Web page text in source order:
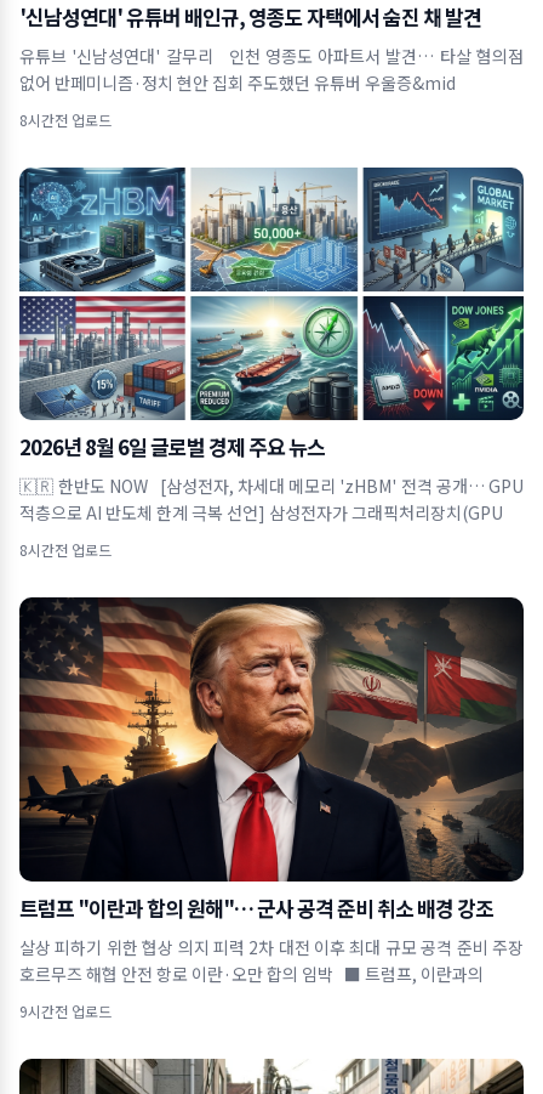
'신남성연대' 유튜버 배인규, 영종도 자택에서 숨진 채 발견
유튜브 '신남성연대' 갈무리 인천 영종도 아파트서 발견… 타살 혐의점
없어 반페미니즘·정치 현안 집회 주도했던 유튜버 우울증&mid
8시간전 업로드
2026년 8월 6일 글로벌 경제 주요 뉴스
🇰🇷 한반도 NOW [삼성전자, 차세대 메모리 'zHBM' 전격 공개… GPU
적층으로 AI 반도체 한계 극복 선언] 삼성전자가 그래픽처리장치(GPU
8시간전 업로드
트럼프 "이란과 합의 원해"… 군사 공격 준비 취소 배경 강조
살상 피하기 위한 협상 의지 피력 2차 대전 이후 최대 규모 공격 준비 주장
호르무즈 해협 안전 항로 이란·오만 합의 임박 ■ 트럼프, 이란과의
9시간전 업로드